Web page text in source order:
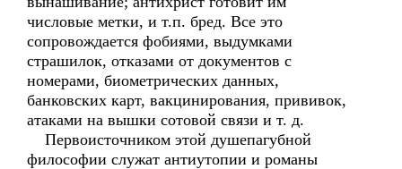
числовые метки, и т.п. бред. Все это
сопровождается фобиями, выдумками
страшилок, отказами от документов с
номерами, биометрических данных,
банковских карт, вакцинирования, прививок,
атаками на вышки сотовой связи и т. д.
Первоисточником этой душепагубной
философии служат антиутопии и романы